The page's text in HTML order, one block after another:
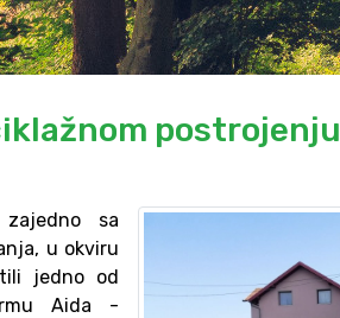
postrojenju
sa
u okviru
jedno od
Aida -